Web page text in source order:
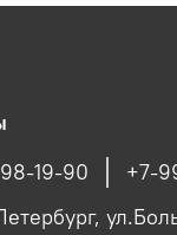
19-90
+7-